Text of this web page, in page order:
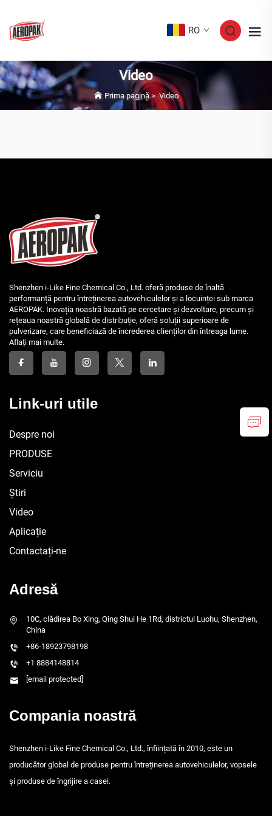
RO
Video
Prima pagină>Video
Shenzhen i-Like Fine Chemical Co., Ltd. oferă produse de înaltă
performanță pentru întreținerea autovehiculelor și a locuinței sub marca
AEROPAK. Inovația noastră bazată pe cercetare și dezvoltare, precum și
rețeaua noastră globală de distribuție, oferă soluții superioare de
pulverizare, care beneficiază de încrederea clienților din întreaga lume.
Aflați mai multe.
Link-uri utile
Despre noi
PRODUSE
Serviciu
Știri
Video
Aplicație
Contactați-ne
Adresă
10C, clădirea Bo Xing, Qing Shui He 1Rd, districtul Luohu, Shenzhen,
China
+86-18923798198
+1 8884148814
[email protected]
Compania noastră
Shenzhen i-Like Fine Chemical Co., Ltd., înființată în 2010, este un
producător global de produse pentru întreținerea autovehiculelor, vopsele
și produse de îngrijire a casei.